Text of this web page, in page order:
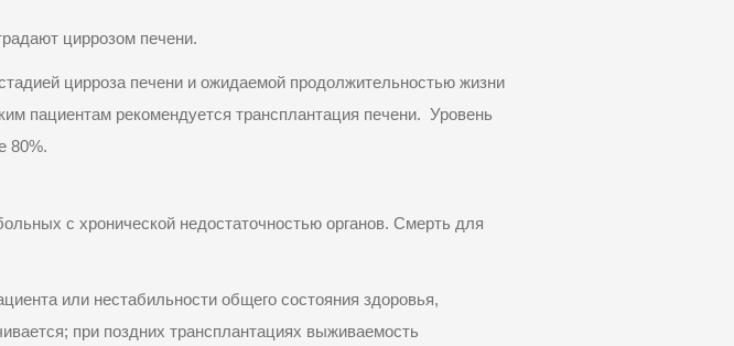
циррозом печени.
цирроза печени и ожидаемой продолжительностью жизни
пациентам рекомендуется трансплантация печени. Уровень
80%.
с хронической недостаточностью органов. Смерть для
или нестабильности общего состояния здоровья,
при поздних трансплантациях выживаемость